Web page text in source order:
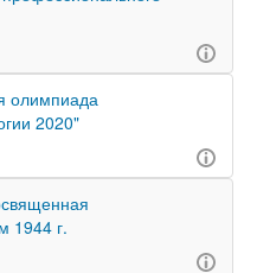
олимпиада
2020"
1944 г.